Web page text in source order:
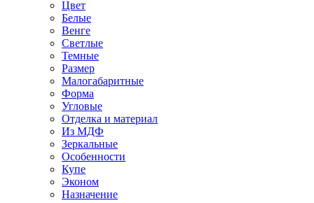
Цвет
Белые
Венге
Светлые
Темные
Размер
Малогабаритные
Форма
Угловые
Отделка и материал
Из МДФ
Зеркальные
Особенности
Купе
Эконом
Назначение